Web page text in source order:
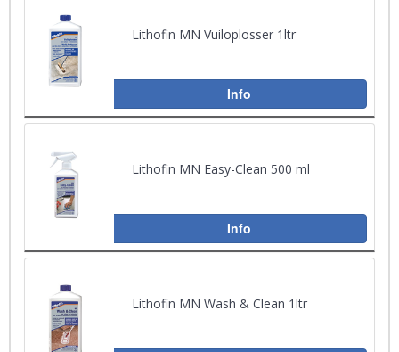
Lithofin MN Vuiloplosser 1ltr
Info
Lithofin MN Easy-Clean 500 ml
Info
Lithofin MN Wash & Clean 1ltr